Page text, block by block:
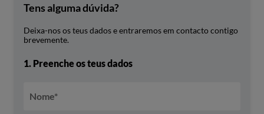
Tens alguma dúvida?
Deixa-nos os teus dados e entraremos em contacto contigo
brevemente.
1. Preenche os teus dados
Nome*